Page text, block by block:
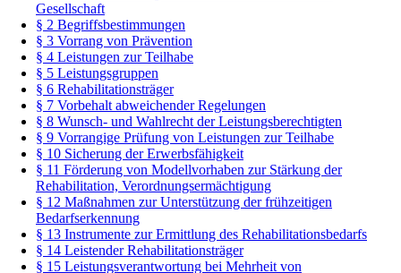
Gesellschaft
§ 2 Begriffsbestimmungen
§ 3 Vorrang von Prävention
§ 4 Leistungen zur Teilhabe
§ 5 Leistungsgruppen
§ 6 Rehabilitationsträger
§ 7 Vorbehalt abweichender Regelungen
§ 8 Wunsch- und Wahlrecht der Leistungsberechtigten
§ 9 Vorrangige Prüfung von Leistungen zur Teilhabe
§ 10 Sicherung der Erwerbsfähigkeit
§ 11 Förderung von Modellvorhaben zur Stärkung der
Rehabilitation, Verordnungsermächtigung
§ 12 Maßnahmen zur Unterstützung der frühzeitigen
Bedarfserkennung
§ 13 Instrumente zur Ermittlung des Rehabilitationsbedarfs
§ 14 Leistender Rehabilitationsträger
§ 15 Leistungsverantwortung bei Mehrheit von